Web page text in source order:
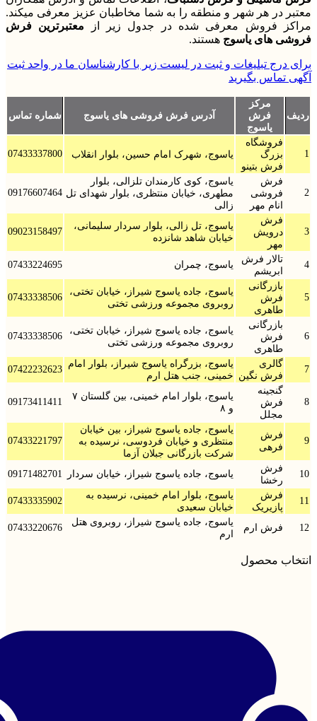
معتبر در هر شهر و منطقه را به شما مخاطبان عزیز معرفی میکند.
مراکز فروش معرفی شده در جدول زیر از معتبرترین فرش
فروشی های یاسوج هستند.
برای درج تبلیغات و ثبت در لیست زیر با کارشناسان ما در واحد ثبت
آگهی تماس بگیرید
ردیف
مرکز
فرش
یاسوج
آدرس فرش فروشی های یاسوج شماره تماس
1
فروشگاه
بزرگ
فرش بتینو
یاسوج، شهرک امام حسین، بلوار انقلاب 07433337800
2
فرش
فروشی
انام مهر
یاسوج، کوی کارمندان تلزالی، بلوار
مطهری، خیابان منتظری، بلوار شهدای تل
زالی
09176607464
3
فرش
درویش
مهر
یاسوج، تل زالی، بلوار سردار سلیمانی،
خیابان شاهد شانزده
09023158497
4
تالار فرش
ابریشم
یاسوج، چمران 07433224695
5
بازرگانی
فرش
طاهری
یاسوج، جاده یاسوج شیراز، خیابان تختی،
روبروی مجموعه ورزشی تختی
07433338506
6
بازرگانی
فرش
طاهری
یاسوج، جاده یاسوج شیراز، خیابان تختی،
روبروی مجموعه ورزشی تختی
07433338506
7
گالری
فرش نگین
یاسوج، بزرگراه یاسوج شیراز، بلوار امام
خمینی، جنب هتل ارم
07422232623
8
گنجینه
فرش
مجلل
یاسوج، بلوار امام خمینی، بین گلستان ۷
و ۸
09173411411
9
فرش
فرهی
یاسوج، جاده یاسوج شیراز، بین خیابان
منتظری و خیابان فردوسی، نرسیده به
شرکت بازرگانی جبلان آزما
07433221797
10
فرش
رخشا
یاسوج، جاده یاسوج شیراز، خیابان سردار 09171482701
11
فرش
پازیریک
یاسوج، بلوار امام خمینی، نرسیده به
خیابان سعیدی
07433335902
12 فرش ارم
یاسوج، جاده یاسوج شیراز، روبروی هتل
ارم
07433220676
انتخاب محصول